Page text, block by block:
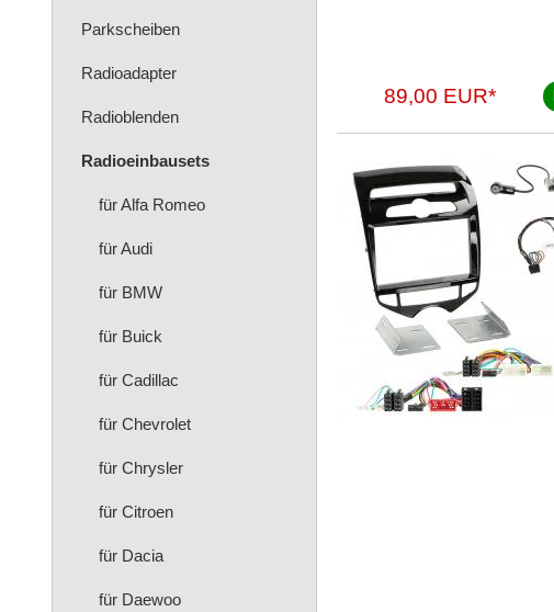
Parkscheiben
Radioadapter
Radioblenden
Radioeinbausets
für Alfa Romeo
für Audi
für BMW
für Buick
für Cadillac
für Chevrolet
für Chrysler
für Citroen
für Dacia
für Daewoo
89,00 EUR*